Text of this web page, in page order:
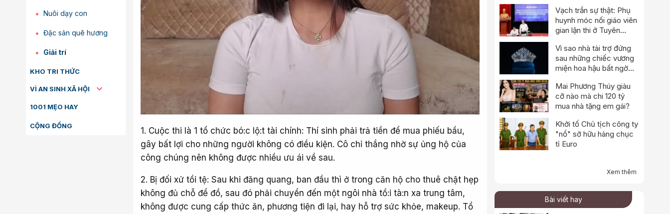
Nuôi dạy con
Đặc sản quê hương
Giải trí
KHO TRI THỨC
VÌ AN SINH XÃ HỘI
1001 MẸO HAY
CỘNG ĐỒNG
1. Cuộc thi là 1 tổ chức bó:c lộ:t tài chính: Thí sinh phải trả tiền để mua phiếu bầu,
gây bất lợi cho những người không có điều kiện. Cô chỉ thắng nhờ sự ủng hộ của
công chúng nên không được nhiều ưu ái về sau.
2. Bị đối xử tồi tệ: Sau khi đăng quang, ban đầu thì ở trong căn hộ cho thuê chật hẹp
không đủ chỗ để đồ, sau đó phải chuyển đến một ngôi nhà tồ:i tà:n xa trung tâm,
không được cung cấp thức ăn, phương tiện đi lại, hay hỗ trợ sức khỏe, makeup. Tổ
Vạch trần sự thật: Phụ
huynh móc nối giáo viên
gian lận thi ở Tuyên
Vì sao nhà tài trợ đứng
sau những chiếc vương
miện hoa hậu bất ngờ
động?
Mai Phương Thúy giàu
cỡ nào mà chi 120 tỷ
mua nhà tặng em gái?
Khởi tố Chủ tịch công ty
"nổ" sở hữu hàng chục
tỉ Euro
Xem thêm
Bài viết hay